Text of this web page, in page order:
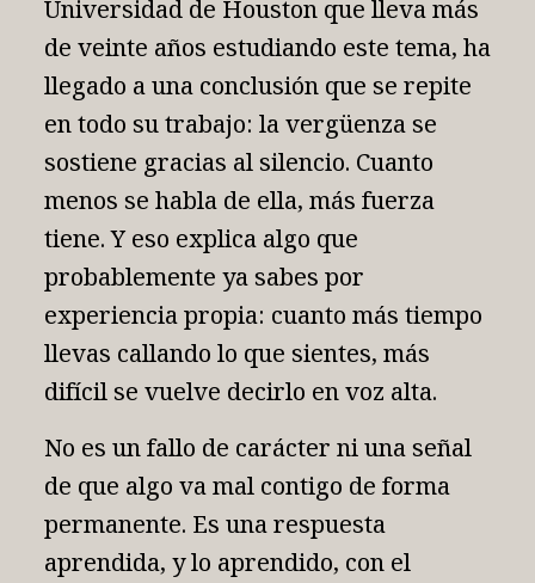
Universidad de Houston que lleva más
de veinte años estudiando este tema, ha
llegado a una conclusión que se repite
en todo su trabajo: la vergüenza se
sostiene gracias al silencio. Cuanto
menos se habla de ella, más fuerza
tiene. Y eso explica algo que
probablemente ya sabes por
experiencia propia: cuanto más tiempo
llevas callando lo que sientes, más
difícil se vuelve decirlo en voz alta.
No es un fallo de carácter ni una señal
de que algo va mal contigo de forma
permanente. Es una respuesta
aprendida, y lo aprendido, con el